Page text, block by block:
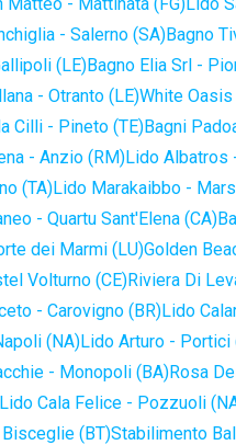
- Salerno (SA)Bagno
(LE)Bagno Elia Srl -
- Otranto (LE)White Oasis
Cilli - Pineto (TE)Bagni
- Anzio (RM)Lido Albatros
(TA)Lido Marakaibbo -
- Quartu Sant'Elena (CA)
dei Marmi (LU)Golden
Volturno (CE)Riviera Di
- Carovigno (BR)Lido
(NA)Lido Arturo - Portici
- Monopoli (BA)Rosa
Lido Cala Felice - Pozzuoli
(BT)Stabilimento